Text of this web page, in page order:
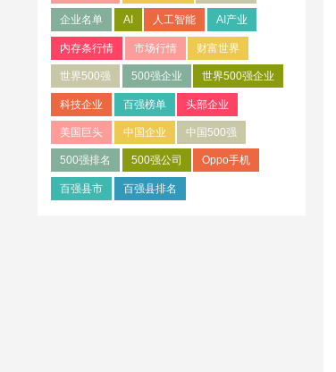
企业名单 AI 人工智能 AI产业
内存条行情 市场行情 财富世界
世界500强 500强企业 世界500强企业
科技企业 百强榜单 头部企业
美国巨头 中国企业 中国500强
500强排名 500强公司 Oppo手机
百强县市 百强县排名